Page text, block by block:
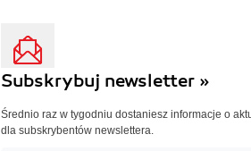
Subskrybuj newsletter »
Średnio raz w tygodniu dostaniesz informacje o
dla subskrybentów newslettera.